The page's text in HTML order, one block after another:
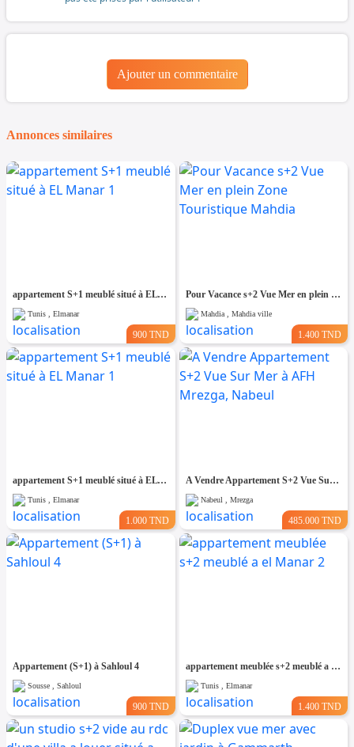
Ajouter un commentaire
Annonces similaires
appartement S+1 meublé situé à EL Manar 1
Tunis , Elmanar
900 TND
Pour Vacance s+2 Vue Mer en plein Zone Touristique Mahdia
Mahdia , Mahdia ville
1.400 TND
appartement S+1 meublé situé à EL Manar 1
Tunis , Elmanar
1.000 TND
A Vendre Appartement S+2 Vue Sur Mer à AFH Mrezga, Nabeul
Nabeul , Mrezga
485.000 TND
Appartement (S+1) à Sahloul 4
Sousse , Sahloul
900 TND
appartement meublée s+2 meublé a el Manar 2
Tunis , Elmanar
1.400 TND